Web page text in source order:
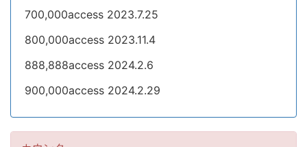
700,000access 2023.7.25
800,000access 2023.11.4
888,888access 2024.2.6
900,000access 2024.2.29